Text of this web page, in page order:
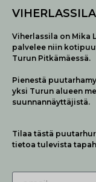
VIHERLASSILA
Viherlassila on Mika
palvelee niin
Turun Pitkämäessä.
Pienestä
yksi Turun alueen
suunnannäyttäjistä.
Tilaa tästä
tietoa tulevista